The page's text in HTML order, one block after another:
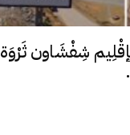
شِفْشَاون ثَرْوَة